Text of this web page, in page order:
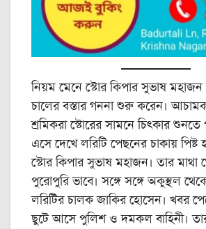
নিয়ম মেনে স্টোর কিপার সুভাষ মহাজন
চালের বস্তার গননা শুরু করেন।
শ্রমিকরা স্টোরের সামনে চিৎকার
এসে দেখে লরিটি পেছনের চাকায় পিষ্ট
স্টোর কিপার সুভাষ মহাজন। তার মাথা
পুরোপুরি ভাবে। সঙ্গে সঙ্গে অকুস্থল
লরিটির চালক জাকির হোসেন। খবর
ছুটে আসে পুলিশ ও দমকল বাহিনী।